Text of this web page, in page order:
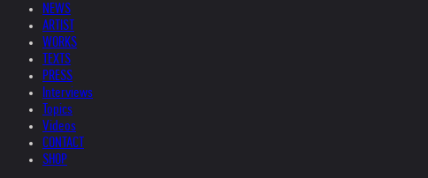
NEWS
ARTIST
WORKS
TEXTS
PRESS
Interviews
Topics
Videos
CONTACT
SHOP